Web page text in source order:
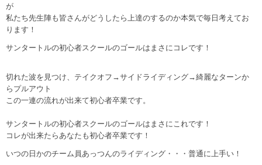
が
私たち先生陣も皆さんがどうしたら上達のするのか本気で毎日考えてお
ります！
サンタートルの初心者スクールのゴールはまさにコレです！
切れた波を見つけ、テイクオフ→サイドライディング→綺麗なターンか
らプルアウト
この一連の流れが出来て初心者卒業です。
サンタートルの初心者スクールのゴールはまさにこれです！
コレが出来たらあなたも初心者卒業です！
いつの日かのチーム員あっつんのライディング・・・普通に上手い！